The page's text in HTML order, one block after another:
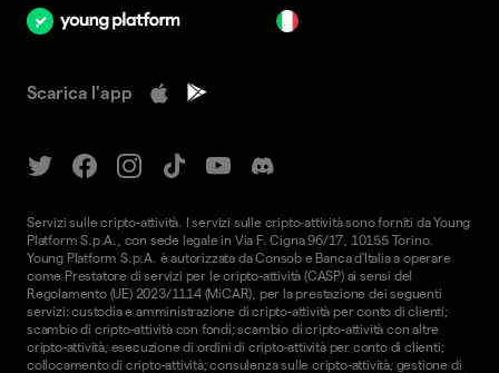
Scarica l'app
Servizi sulle cripto-attività. I servizi sulle cripto-attività sono forniti da Young
Platform S.p.A., con sede legale in Via F. Cigna 96/17, 10155 Torino.
Young Platform S.p.A. è autorizzata da Consob e Banca d'Italia a operare
come Prestatore di servizi per le cripto-attività (CASP) ai sensi del
Regolamento (UE) 2023/1114 (MiCAR), per la prestazione dei seguenti
servizi: custodia e amministrazione di cripto-attività per conto di clienti;
scambio di cripto-attività con fondi; scambio di cripto-attività con altre
cripto-attività; esecuzione di ordini di cripto-attività per conto di clienti;
collocamento di cripto-attività; consulenza sulle cripto-attività; gestione di